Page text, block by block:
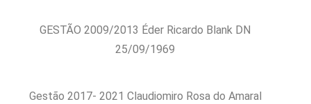
GESTÃO 2009/2013 Éder Ricardo Blank DN
25/09/1969
Gestão 2017- 2021 Claudiomiro Rosa do Amaral